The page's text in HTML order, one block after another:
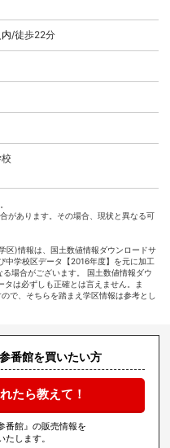
/徒歩22分
があります。その場合、現状と異なる可
区)情報は、国土数値情報ダウンロードサ
中学校区データ【2016年度】を元に加工
場合がございます。 国土数値情報ダウ
は必ずしも正確とは言えません。ま
で、そちらを踏まえ学区情報は参考とし
番館を買いたい方
たら教えて！
番館』の販売情報を
します。